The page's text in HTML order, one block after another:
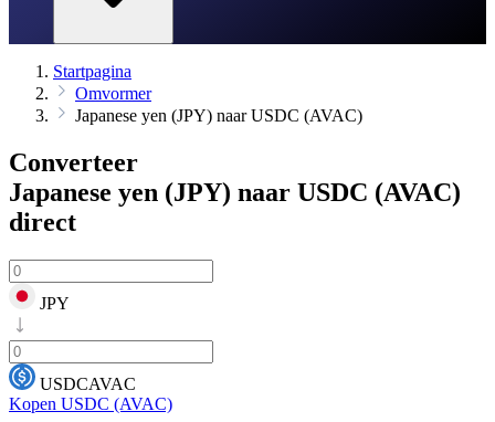
Startpagina
Omvormer
Japanese yen (JPY) naar USDC (AVAC)
Converteer
Japanese yen (JPY) naar USDC (AVAC)
direct
JPY
USDCAVAC
Kopen USDC (AVAC)